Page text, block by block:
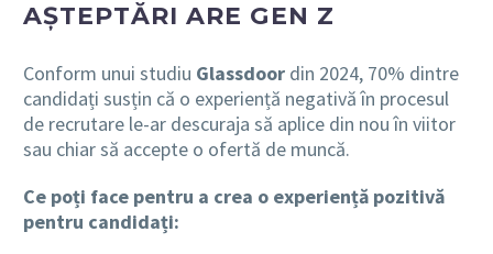
AȘTEPTĂRI ARE GEN Z
Conform unui studiu Glassdoor din 2024, 70% dintre
candidați susțin că o experiență negativă în procesul
de recrutare le-ar descuraja să aplice din nou în viitor
sau chiar să accepte o ofertă de muncă.
Ce poți face pentru a crea o experiență pozitivă
pentru candidați: